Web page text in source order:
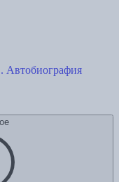
Автобиография